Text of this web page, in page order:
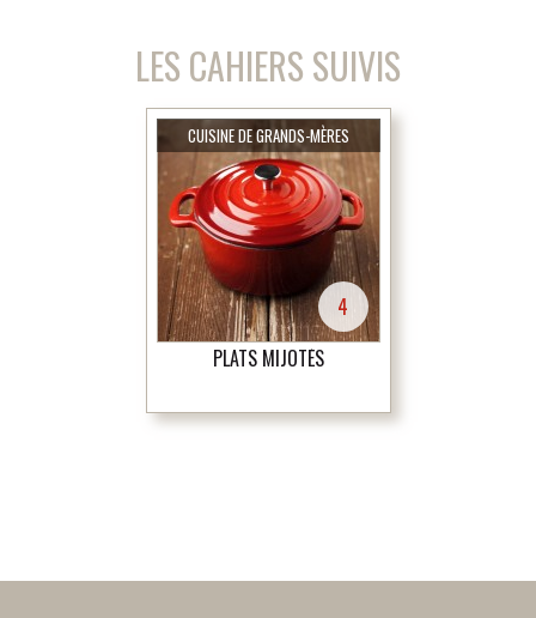
LES CAHIERS SUIVIS
PLATS MIJOTÉS
4
CUISINE DE GRANDS-MÈRES